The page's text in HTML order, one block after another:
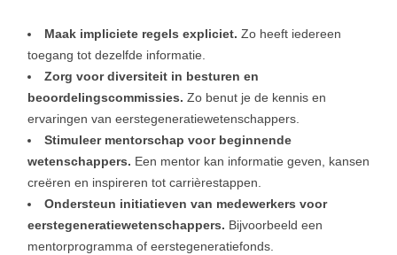
Maak impliciete regels expliciet. Zo heeft iedereen
toegang tot dezelfde informatie.
Zorg voor diversiteit in besturen en
beoordelingscommissies. Zo benut je de kennis en
ervaringen van eerstegeneratiewetenschappers.
Stimuleer mentorschap voor beginnende
wetenschappers. Een mentor kan informatie geven, kansen
creëren en inspireren tot carrièrestappen.
Ondersteun initiatieven van medewerkers voor
eerstegeneratiewetenschappers. Bijvoorbeeld een
mentorprogramma of eerstegeneratiefonds.